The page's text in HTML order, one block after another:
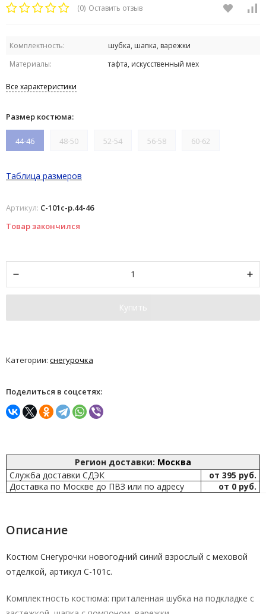
(0) Оставить отзыв
Комплектность:
шубка, шапка, варежки
Материалы:
тафта, искусственный мех
Все характеристики
Размер костюма:
44-46 48-50 52-54 56-58 60-62
Таблица размеров
Артикул: С-101с-р.44-46
Товар закончился
Купить
Категории: снегурочка
Поделиться в соцсетях:
Регион доставки: Москва
Служба доставки СДЭК
от 395 руб.
Доставка по Москве до ПВЗ или по адресу
от 0 руб.
Описание
Костюм Снегурочки новогодний синий взрослый с меховой
отделкой, артикул С-101с.
Комплектность костюма: приталенная шубка на подкладке с